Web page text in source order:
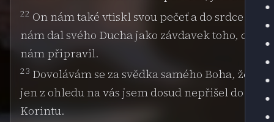
22 On nám také vtiskl svou pečeť a do srdce
nám dal svého Ducha jako závdavek toho, co
nám připravil.
23 Dovolávám se za svědka samého Boha, že
jen z ohledu na vás jsem dosud nepřišel do
Korintu.